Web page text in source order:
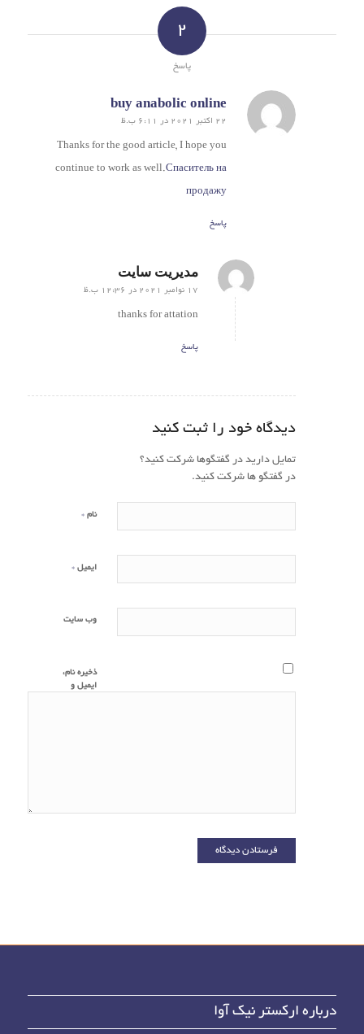
2
پاسخ
buy anabolic online
گفته:22 اکتبر 2021 در 6:11 ب.ظ
Thanks for the good article, I hope you
continue to work as well.Спаситель на
продажу
پاسخ
مدیریت سایت
گفته:17 نوامبر 2021 در 12:36 ب.ظ
thanks for attation
پاسخ
دیدگاه خود را ثبت کنید
تمایل دارید در گفتگوها شرکت کنید؟
در گفتگو ها شرکت کنید.
نام *
ایمیل *
وب‌ سایت
ذخیره نام،
ایمیل و
درباره ارکستر نیک آوا